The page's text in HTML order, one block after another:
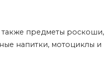
также предметы роскоши,
напитки, мотоциклы и